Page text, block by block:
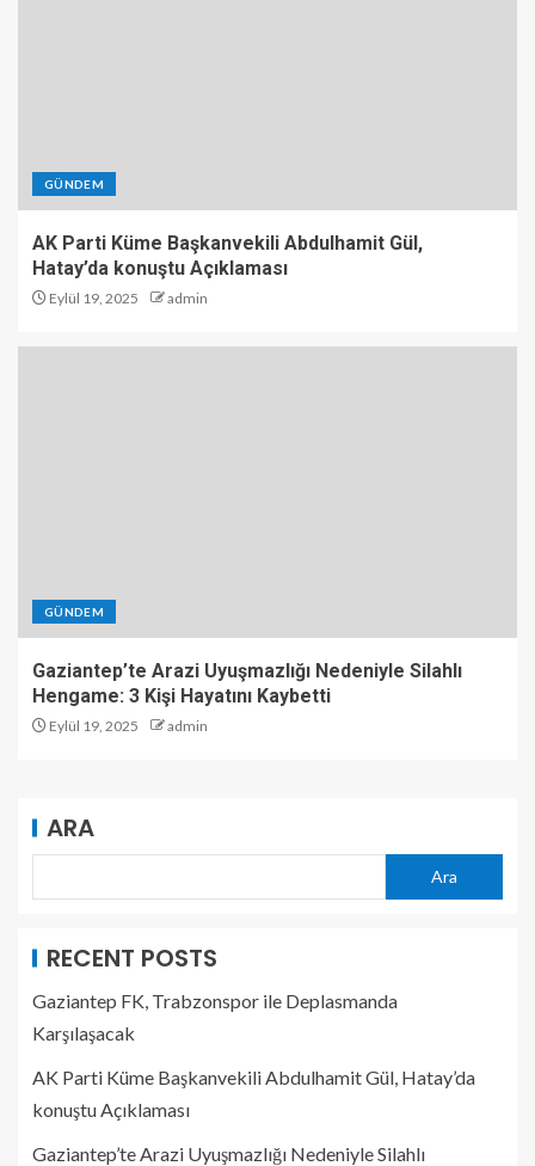
GÜNDEM
AK Parti Küme Başkanvekili Abdulhamit Gül,
Hatay’da konuştu Açıklaması
Eylül 19, 2025 admin
GÜNDEM
Gaziantep’te Arazi Uyuşmazlığı Nedeniyle Silahlı
Hengame: 3 Kişi Hayatını Kaybetti
Eylül 19, 2025 admin
ARA
Ara
RECENT POSTS
Gaziantep FK, Trabzonspor ile Deplasmanda
Karşılaşacak
AK Parti Küme Başkanvekili Abdulhamit Gül, Hatay’da
konuştu Açıklaması
Gaziantep’te Arazi Uyuşmazlığı Nedeniyle Silahlı